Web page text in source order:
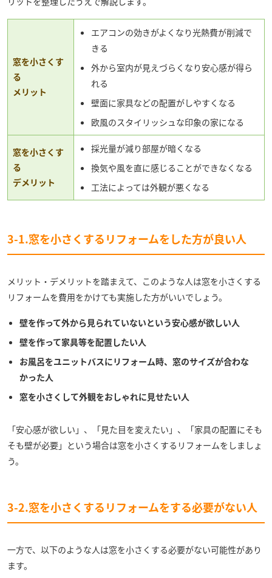
窓を小さくす
る
メリット
エアコンの効きがよくなり光熱費が削減で
きる
外から室内が見えづらくなり安心感が得ら
れる
壁面に家具などの配置がしやすくなる
欧風のスタイリッシュな印象の家になる
窓を小さくす
る
デメリット
採光量が減り部屋が暗くなる
換気や風を直に感じることができなくなる
工法によっては外観が悪くなる
3-1.窓を小さくするリフォームをした方が良い人
メリット・デメリットを踏まえて、このような人は窓を小さくする
リフォームを費用をかけても実施した方がいいでしょう。
壁を作って外から見られていないという安心感が欲しい人
壁を作って家具等を配置したい人
お風呂をユニットバスにリフォーム時、窓のサイズが合わな
かった人
窓を小さくして外観をおしゃれに見せたい人
「安心感が欲しい」、「見た目を変えたい」、「家具の配置にそも
そも壁が必要」という場合は窓を小さくするリフォームをしましょ
う。
3-2.窓を小さくするリフォームをする必要がない人
一方で、以下のような人は窓を小さくする必要がない可能性があり
ます。